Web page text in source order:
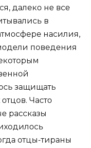
далеко не все
в
насилия,
поведения
защищать
Часто
рассказы
отцы-тираны